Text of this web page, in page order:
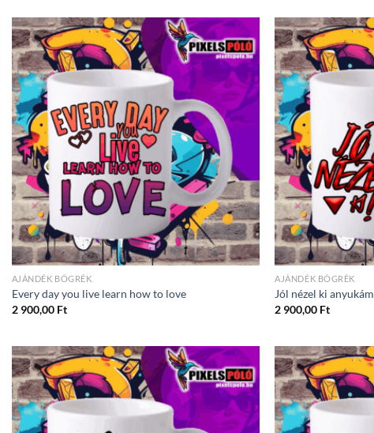
AJÁNDÉK BÖGRÉK
Every day you live learn how to love
2 900,00 Ft
AJÁNDÉK BÖGRÉK
Jól nézel ki anyukám
2 900,00 Ft